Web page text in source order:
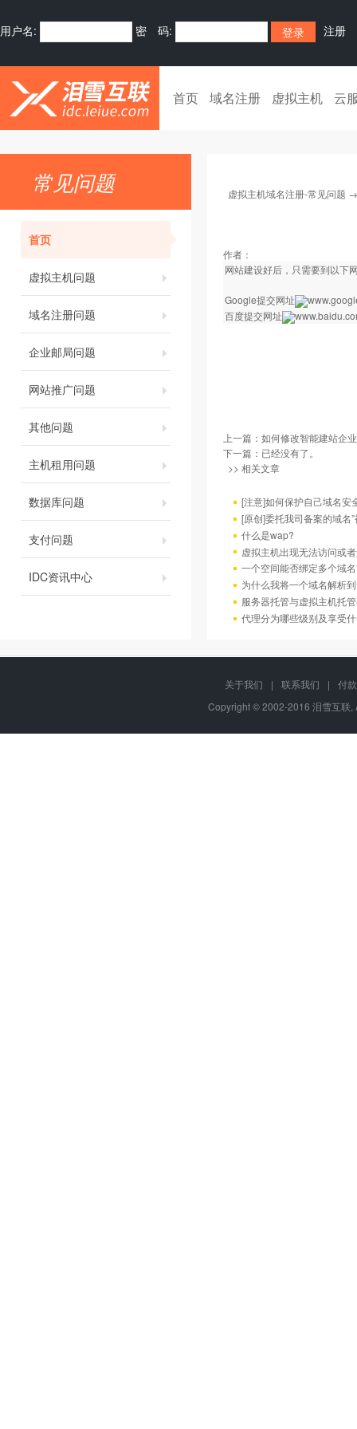
用户名: 密 码: 注册
首页 域名注册 虚拟主机 云
常见问题
首页
虚拟主机问题
域名注册问题
企业邮局问题
网站推广问题
其他问题
主机租用问题
数据库问题
支付问题
IDC资讯中心
虚拟主机域名注册-常见问题
作者：
网站建设好后，只需要到以下
Google提交网址
百度提交网址
上一篇： 如何修改智能建站企
下一篇：已经没有了。
>> 相关文章
[注意]如何保护自己域名安
[原创]委托我司备案的域名
什么是wap?
虚拟主机出现无法访问或
一个空间能否绑定多个域
为什么我将一个域名解析
服务器托管与虚拟主机托
代理分为哪些级别及享受
关于我们 | 联系我们 |
付
Copyright © 2002-2016 泪雪互